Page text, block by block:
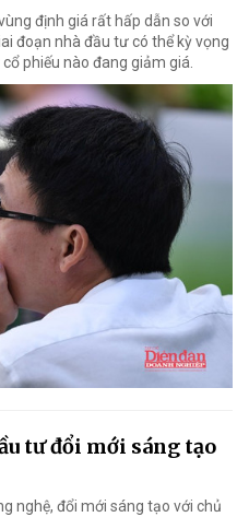
định giá rất hấp dẫn so với
đoạn nhà đầu tư có thể kỳ vọng
phiếu nào đang giảm giá.
tư đổi mới sáng tạo
nghệ, đổi mới sáng tạo với chủ